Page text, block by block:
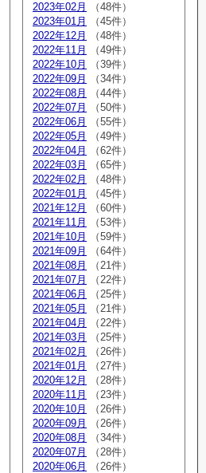
2023年02月
（48件）
2023年01月
（45件）
2022年12月
（48件）
2022年11月
（49件）
2022年10月
（39件）
2022年09月
（34件）
2022年08月
（44件）
2022年07月
（50件）
2022年06月
（55件）
2022年05月
（49件）
2022年04月
（62件）
2022年03月
（65件）
2022年02月
（48件）
2022年01月
（45件）
2021年12月
（60件）
2021年11月
（53件）
2021年10月
（59件）
2021年09月
（64件）
2021年08月
（21件）
2021年07月
（22件）
2021年06月
（25件）
2021年05月
（21件）
2021年04月
（22件）
2021年03月
（25件）
2021年02月
（26件）
2021年01月
（27件）
2020年12月
（28件）
2020年11月
（23件）
2020年10月
（26件）
2020年09月
（26件）
2020年08月
（34件）
2020年07月
（28件）
2020年06月
（26件）